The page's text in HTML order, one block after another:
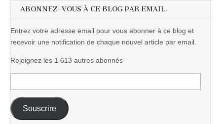
ABONNEZ-VOUS À CE BLOG PAR EMAIL.
Entrez votre adresse email pour vous abonner à ce blog et
recevoir une notification de chaque nouvel article par email.
Rejoignez les 1 613 autres abonnés
e-
mail :
Souscrire